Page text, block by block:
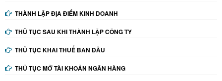
THÀNH LẬP ĐỊA ĐIỂM KINH DOANH
THỦ TỤC SAU KHI THÀNH LẬP CÔNG TY
THỦ TỤC KHAI THUẾ BAN ĐẦU
THỦ TỤC MỞ TÀI KHOẢN NGÂN HÀNG